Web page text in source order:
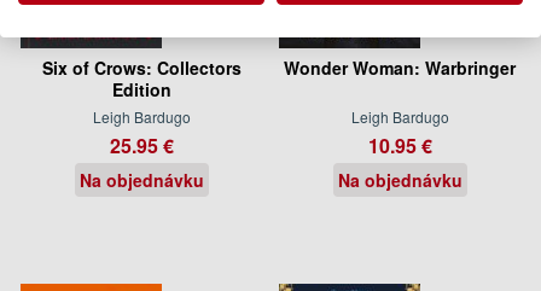
Six of Crows: Collectors
Edition
Leigh Bardugo
25.95 €
Na objednávku
Wonder Woman: Warbringer
Leigh Bardugo
10.95 €
Na objednávku